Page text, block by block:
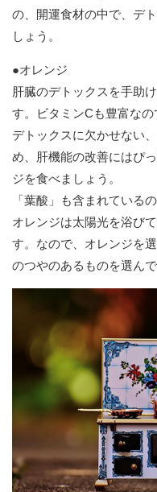
の、開運食材の中で、デ
しょう。
●オレンジ
肝臓のデトックスを手助
す。ビタミンCも豊富な
デトックスに欠かせない
め、肝機能の改善にはぴ
ジを食べましょう。
「葉酸」も含まれている
オレンジは太陽光を浴び
す。なので、オレンジを
のつやのあるものを選んで